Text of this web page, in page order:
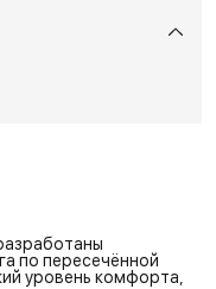
по пересечённой
уровень комфорта,